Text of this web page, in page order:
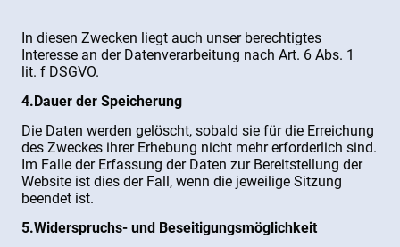
In diesen Zwecken liegt auch unser berechtigtes
Interesse an der Datenverarbeitung nach Art. 6 Abs. 1
lit. f DSGVO.
4.Dauer der Speicherung
Die Daten werden gelöscht, sobald sie für die Erreichung
des Zweckes ihrer Erhebung nicht mehr erforderlich sind.
Im Falle der Erfassung der Daten zur Bereitstellung der
Website ist dies der Fall, wenn die jeweilige Sitzung
beendet ist.
5.Widerspruchs- und Beseitigungsmöglichkeit